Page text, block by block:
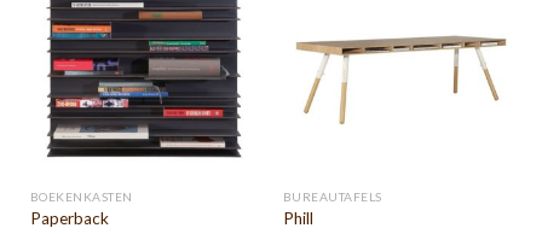
BOEKENKASTEN
Paperback
BUREAUTAFELS
Phill